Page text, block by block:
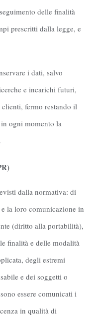
delle finalità
prescritti dalla legge, e
i dati, salvo
e incarichi futuri,
fermo restando il
ogni momento la
dalla normativa: di
la loro comunicazione in
(diritto alla portabilità),
finalità e delle modalità
degli estremi
e dei soggetti o
essere comunicati i
in qualità di